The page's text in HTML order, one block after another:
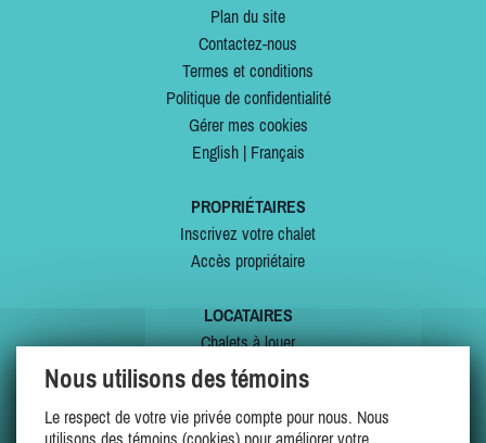
Plan du site
Contactez-nous
Termes et conditions
Politique de confidentialité
Gérer mes cookies
English| Français
PROPRIÉTAIRES
Inscrivez votre chalet
Accès propriétaire
LOCATAIRES
Chalets à louer
Chalets à vendre
Offres spéciales
Nous utilisons des témoins
Le respect de votre vie privée compte pour nous. Nous
utilisons des témoins (cookies) pour améliorer votre